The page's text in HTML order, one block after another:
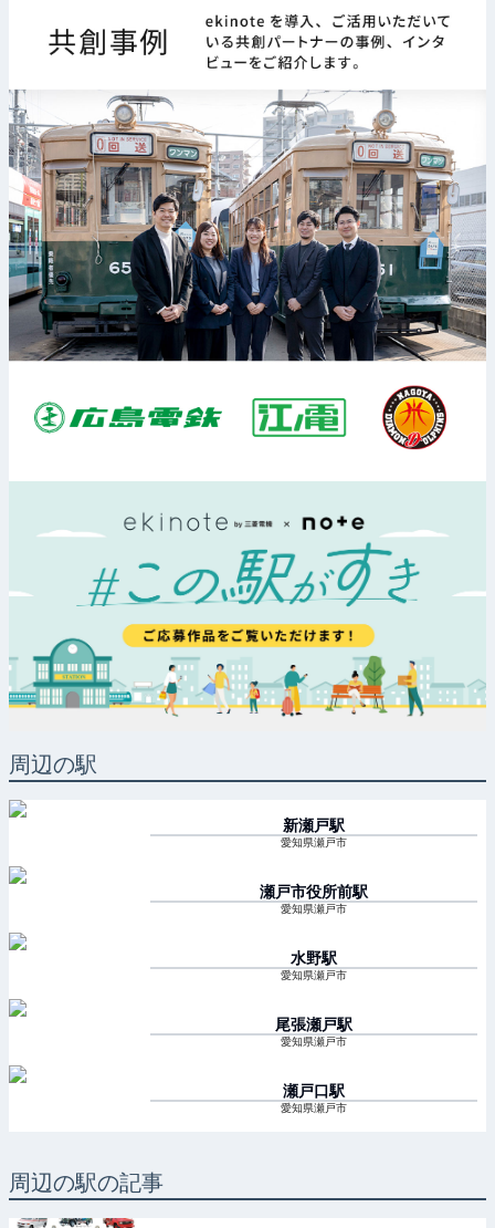
周辺の駅
新瀬戸駅
愛知県瀬戸市
瀬戸市役所前駅
愛知県瀬戸市
水野駅
愛知県瀬戸市
尾張瀬戸駅
愛知県瀬戸市
瀬戸口駅
愛知県瀬戸市
周辺の駅の記事